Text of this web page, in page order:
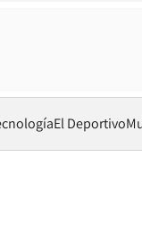
El Deportivo